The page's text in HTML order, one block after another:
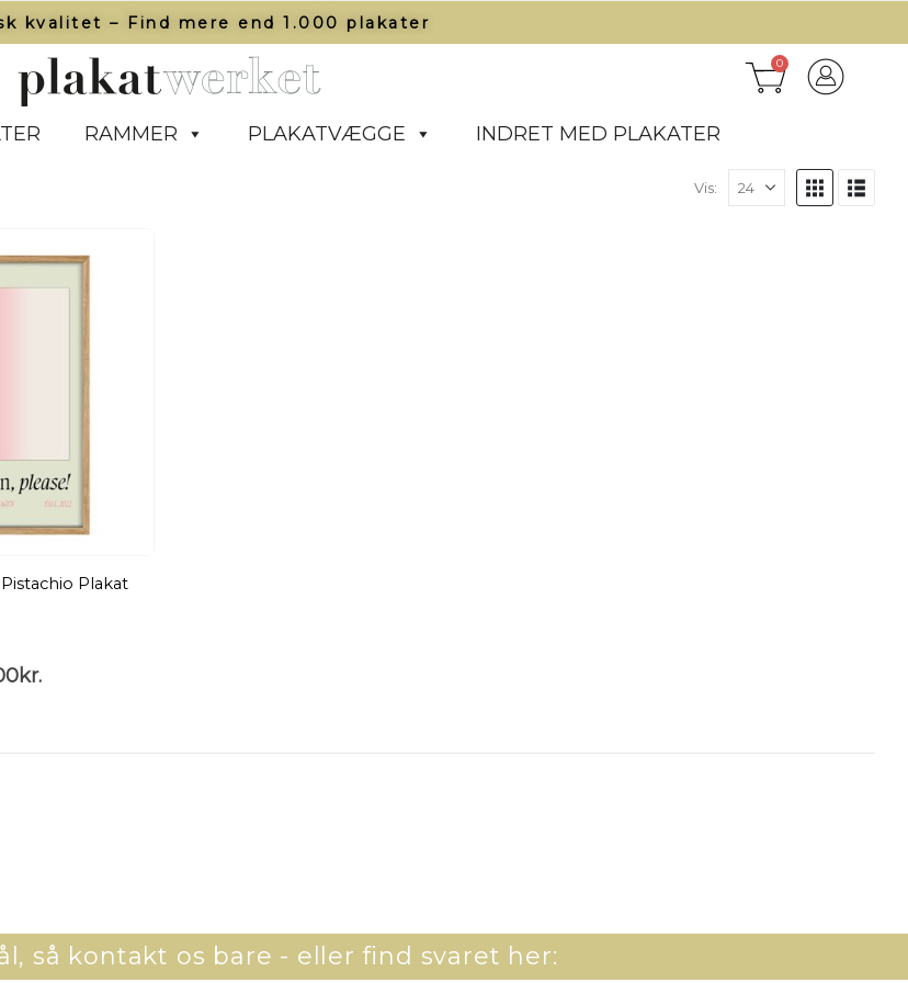
kvalitet – Find mere end 1.000 plakater​
0
RAMMER PLAKATVÆGGE INDRET MED PLAKATER
Vis:
Plakat
kr.
så kontakt os bare - eller find svaret her: